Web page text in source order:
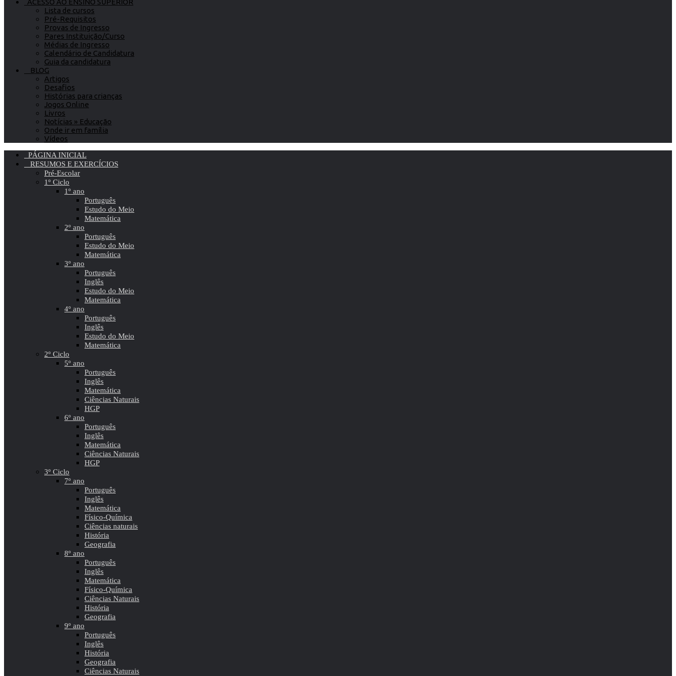
ACESSO AO ENSINO SUPERIOR
Lista de cursos
Pré-Requisitos
Provas de Ingresso
Pares Instituição/Curso
Médias de Ingresso
Calendário de Candidatura
Guia da candidatura
BLOG
Artigos
Desafios
Histórias para crianças
Jogos Online
Livros
Notícias » Educação
Onde ir em família
Vídeos
PÁGINA INICIAL
RESUMOS E EXERCÍCIOS
Pré-Escolar
1º Ciclo
1º ano
Português
Estudo do Meio
Matemática
2º ano
Português
Estudo do Meio
Matemática
3º ano
Português
Inglês
Estudo do Meio
Matemática
4º ano
Português
Inglês
Estudo do Meio
Matemática
2º Ciclo
5º ano
Português
Inglês
Matemática
Ciências Naturais
HGP
6º ano
Português
Inglês
Matemática
Ciências Naturais
HGP
3º Ciclo
7º ano
Português
Inglês
Matemática
Físico-Química
Ciências naturais
História
Geografia
8º ano
Português
Inglês
Matemática
Físico-Química
Ciências Naturais
História
Geografia
9º ano
Português
Inglês
História
Geografia
Ciências Naturais